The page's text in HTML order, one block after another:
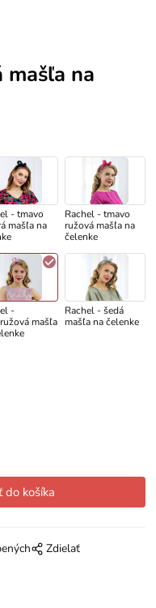
mašľa na
- tmavo
mašľa na
Rachel - tmavo
ružová mašľa na
čelenke
-
mašľa
Rachel - šedá
mašľa na čelenke
Zdielať